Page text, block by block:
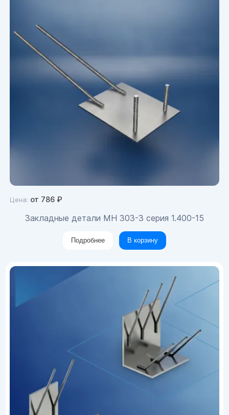
Цена: от 786 ₽
Закладные детали МН 303-3 серия 1.400-15
Подробнее В корзину